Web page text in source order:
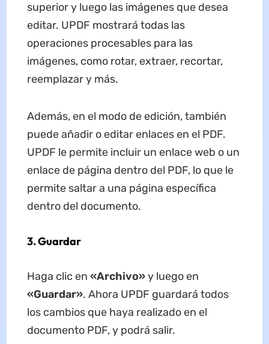
superior y luego las imágenes que desea
editar. UPDF mostrará todas las
operaciones procesables para las
imágenes, como rotar, extraer, recortar,
reemplazar y más.
Además, en el modo de edición, también
puede añadir o editar enlaces en el PDF.
UPDF le permite incluir un enlace web o un
enlace de página dentro del PDF, lo que le
permite saltar a una página específica
dentro del documento.
3. Guardar
Haga clic en «Archivo»y luego en
«Guardar». Ahora UPDF guardará todos
los cambios que haya realizado en el
documento PDF, y podrá salir.